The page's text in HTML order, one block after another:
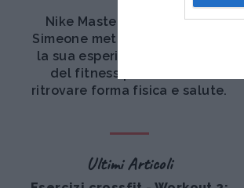
Nike Master Trainer, Elena
Simeone mette a disposizione
la sua esperienza nel mondo
del fitness per aiutarci a
ritrovare forma fisica e salute.
Ultimi Articoli